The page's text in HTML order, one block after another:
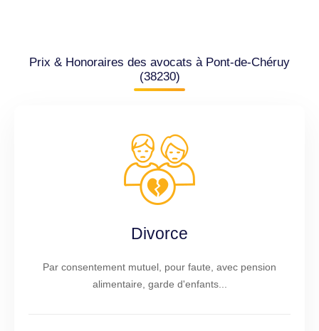
Prix & Honoraires des avocats à Pont-de-Chéruy
(38230)
Divorce
Par consentement mutuel, pour faute, avec pension
alimentaire, garde d'enfants...